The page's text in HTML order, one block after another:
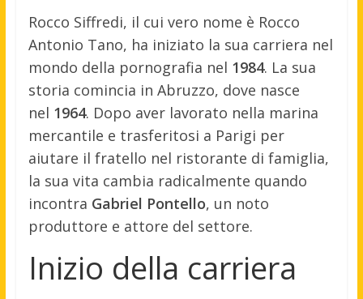
Rocco Siffredi, il cui vero nome è Rocco
Antonio Tano, ha iniziato la sua carriera nel
mondo della pornografia nel 1984. La sua
storia comincia in Abruzzo, dove nasce
nel 1964. Dopo aver lavorato nella marina
mercantile e trasferitosi a Parigi per
aiutare il fratello nel ristorante di famiglia,
la sua vita cambia radicalmente quando
incontra Gabriel Pontello, un noto
produttore e attore del settore.
Inizio della carriera